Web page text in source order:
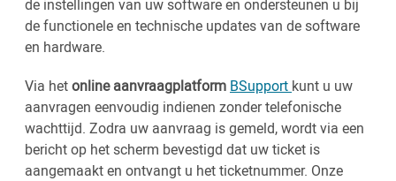
de instellingen van uw software en ondersteunen u bij
de functionele en technische updates van de software
en hardware.
Via hetonline aanvraagplatform BSupport kunt u uw
aanvragen eenvoudig indienen zonder telefonische
wachttijd. Zodra uw aanvraag is gemeld, wordt via een
bericht op het scherm bevestigd dat uw ticket is
aangemaakt en ontvangt u het ticketnummer. Onze